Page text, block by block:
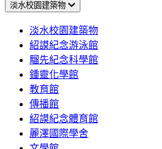
淡水校園建築物
淡水校園建築物
紹謨紀念游泳館
騮先紀念科學館
鍾靈化學館
教育館
傳播館
紹謨紀念體育館
麗澤國際學舍